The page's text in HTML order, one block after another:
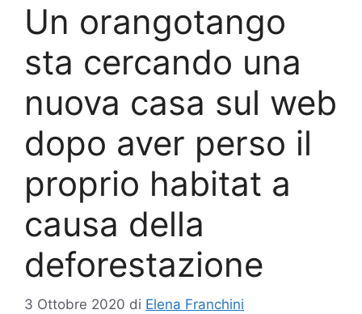
Un orangotango
sta cercando una
nuova casa sul web
dopo aver perso il
proprio habitat a
causa della
deforestazione
3 Ottobre 2020 di Elena Franchini